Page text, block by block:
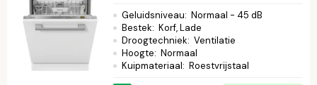
Geluidsniveau: Normaal - 45 dB
Bestek: Korf, Lade
Droogtechniek: Ventilatie
Hoogte: Normaal
Kuipmateriaal: Roestvrijstaal